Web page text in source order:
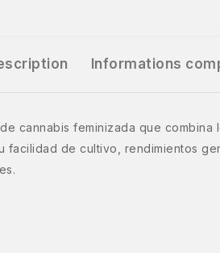
Informations
cannabis feminizada que
de cultivo, rendimientos